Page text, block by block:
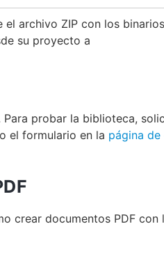
archivo ZIP con los
su proyecto a
probar la biblioteca,
el formulario en la página de
crear documentos PDF con